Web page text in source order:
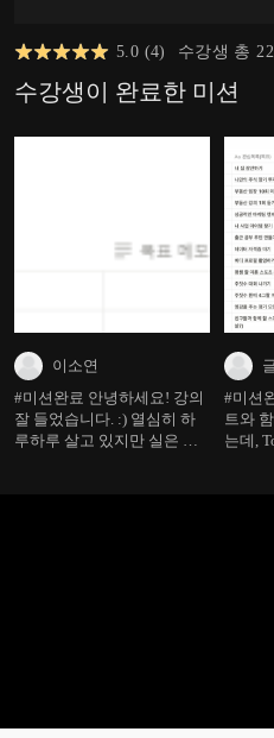
5.0 (4) 수강생 총 22
수강생이 완료한 미션
이소연
#미션완료 안녕하세요! 강의
잘 들었습니다. :) 열심히 하
루하루 살고 있지만 실은 목
#미션
트와
는데,